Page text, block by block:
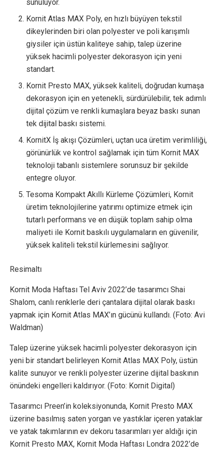
sunuluyor.
Kornit Atlas MAX Poly, en hızlı büyüyen tekstil
dikeylerinden biri olan polyester ve poli karışımlı
giysiler için üstün kaliteye sahip, talep üzerine
yüksek hacimli polyester dekorasyon için yeni
standart.
Kornit Presto MAX, yüksek kaliteli, doğrudan kumaşa
dekorasyon için en yetenekli, sürdürülebilir, tek adımlı
dijital çözüm ve renkli kumaşlara beyaz baskı sunan
tek dijital baskı sistemi.
KornitX İş akışı Çözümleri, uçtan uca üretim verimliliği,
görünürlük ve kontrol sağlamak için tüm Kornit MAX
teknoloji tabanlı sistemlere sorunsuz bir şekilde
entegre oluyor.
Tesoma Kompakt Akıllı Kürleme Çözümleri, Kornit
üretim teknolojilerine yatırımı optimize etmek için
tutarlı performans ve en düşük toplam sahip olma
maliyeti ile Kornit baskılı uygulamaların en güvenilir,
yüksek kaliteli tekstil kürlemesini sağlıyor.
Resimaltı
Kornit Moda Haftası Tel Aviv 2022’de tasarımcı Shai
Shalom, canlı renklerle deri çantalara dijital olarak baskı
yapmak için Kornit Atlas MAX’ın gücünü kullandı. (Foto: Avi
Waldman)
Talep üzerine yüksek hacimli polyester dekorasyon için
yeni bir standart belirleyen Kornit Atlas MAX Poly, üstün
kalite sunuyor ve renkli polyester üzerine dijital baskının
önündeki engelleri kaldırıyor. (Foto: Kornit Digital)
Tasarımcı Preen’in koleksiyonunda, Kornit Presto MAX
üzerine basılmış saten yorgan ve yastıklar içeren yataklar
ve yatak takımlarının ev dekoru tasarımları yer aldığı için
Kornit Presto MAX, Kornit Moda Haftası Londra 2022’de